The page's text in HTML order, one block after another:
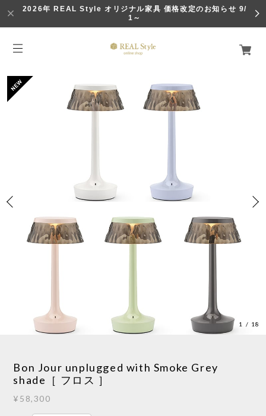
2026年 REAL Style オリジナル家具 価格改定のお知らせ 9/
1～
1 / 18
Bon Jour unplugged with Smoke Grey
shade［ フロス ］
¥58,300